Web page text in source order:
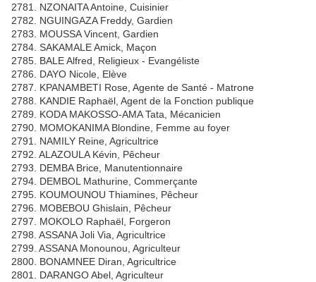
2781. NZONAITA Antoine, Cuisinier
2782. NGUINGAZA Freddy, Gardien
2783. MOUSSA Vincent, Gardien
2784. SAKAMALE Amick, Maçon
2785. BALE Alfred, Religieux - Evangéliste
2786. DAYO Nicole, Elève
2787. KPANAMBETI Rose, Agente de Santé - Matrone
2788. KANDIE Raphaël, Agent de la Fonction publique
2789. KODA MAKOSSO-AMA Tata, Mécanicien
2790. MOMOKANIMA Blondine, Femme au foyer
2791. NAMILY Reine, Agricultrice
2792. ALAZOULA Kévin, Pêcheur
2793. DEMBA Brice, Manutentionnaire
2794. DEMBOL Mathurine, Commerçante
2795. KOUMOUNOU Thiamines, Pêcheur
2796. MOBEBOU Ghislain, Pêcheur
2797. MOKOLO Raphaël, Forgeron
2798. ASSANA Joli Via, Agricultrice
2799. ASSANA Monounou, Agriculteur
2800. BONAMNEE Diran, Agricultrice
2801. DARANGO Abel, Agriculteur